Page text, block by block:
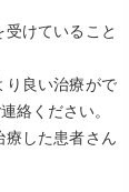
けていること
り良い治療がで
絡ください。
療した患者さん